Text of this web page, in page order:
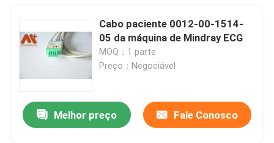
Cabo paciente 0012-00-1514-
05 da máquina de Mindray ECG
MOQ：1 parte
Preço：Negociável
Melhor preço Fale Conosco